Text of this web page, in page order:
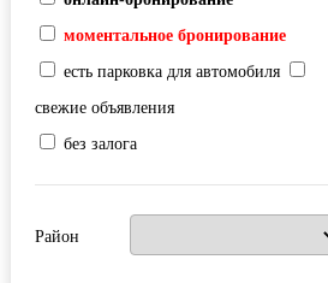
моментальное бронирование
есть парковка для автомобиля
свежие объявления
без залога
Район